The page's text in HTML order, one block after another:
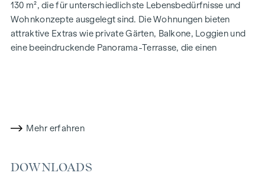
130 m², die für unterschiedlichste Lebensbedürfnisse und
Wohnkonzepte ausgelegt sind. Die Wohnungen bieten
attraktive Extras wie private Gärten, Balkone, Loggien und
eine beeindruckende Panorama-Terrasse, die einen
garantieren eine nachhaltige und effiziente
Mehr erfahren
DOWNLOADS